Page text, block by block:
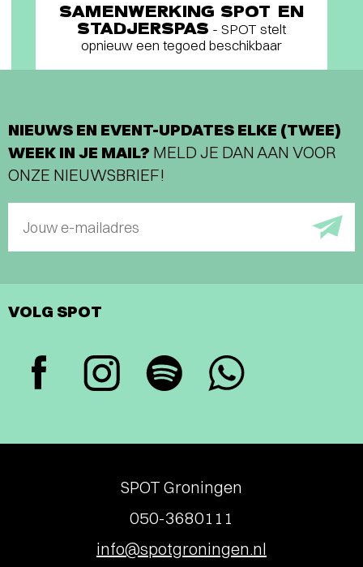
SAMENWERKING SPOT EN
STADJERSPAS - SPOT stelt
opnieuw een tegoed beschikbaar
NIEUWS EN EVENT-UPDATES ELKE (TWEE)
WEEK IN JE MAIL? MELD JE DAN AAN VOOR
ONZE NIEUWSBRIEF!
Jouw e-mailadres
VOLG SPOT
SPOT Groningen
050-3680111
info@spotgroningen.nl